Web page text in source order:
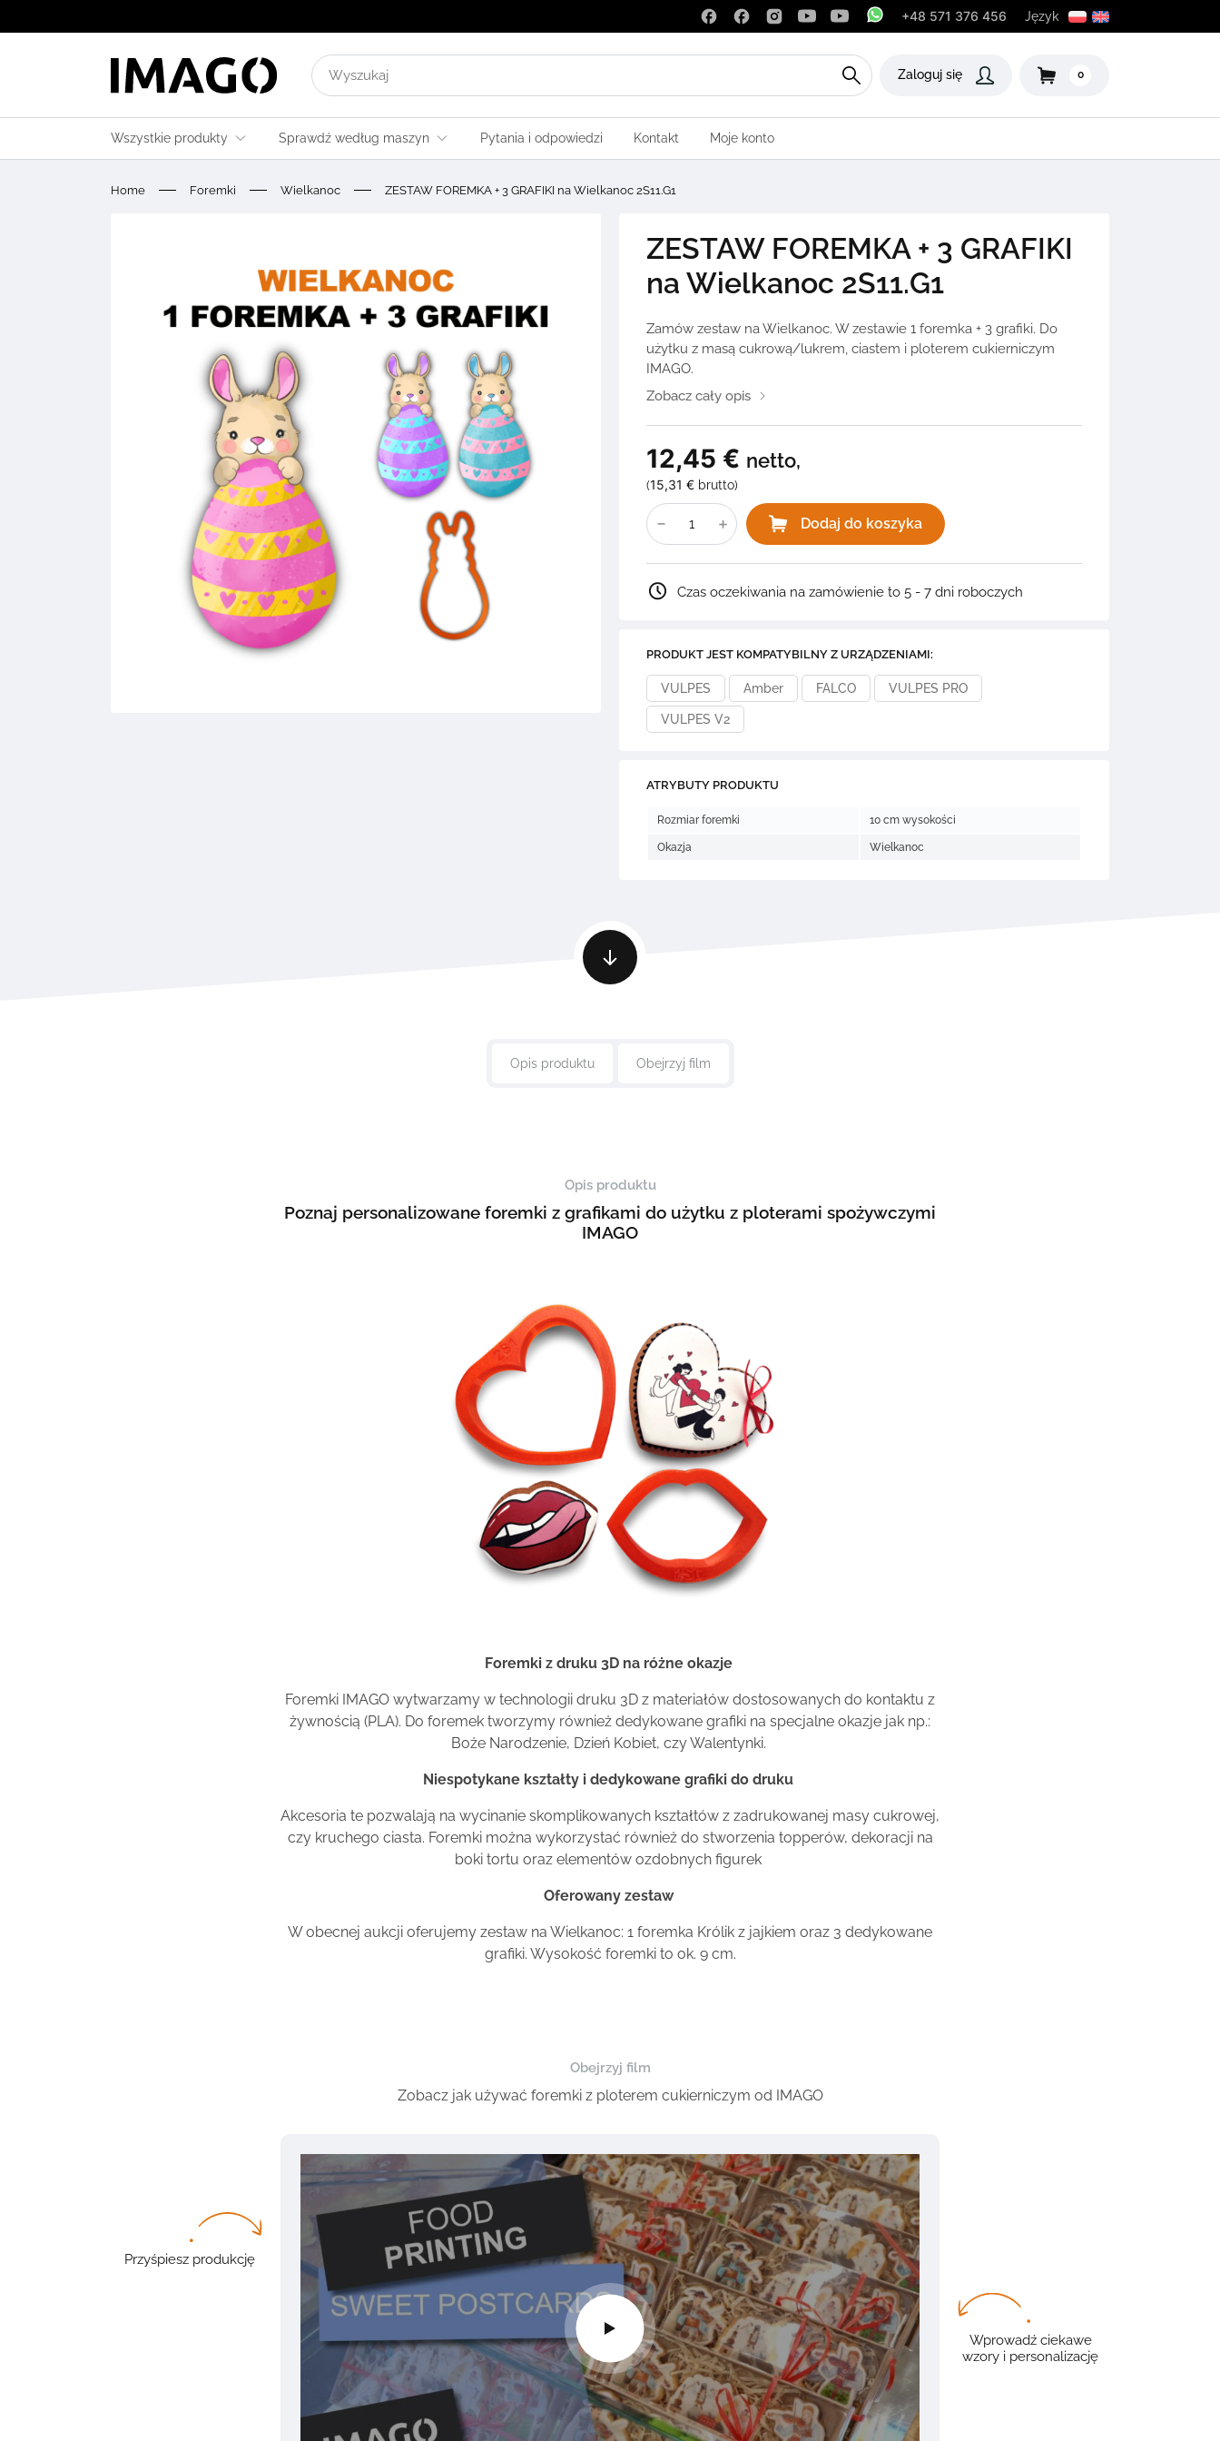
+48 571 376 456 Język
Wyszukaj
wyniki
Zaloguj się 0
Wszystkie produkty Sprawdź według maszyn Pytania i odpowiedzi Kontakt Moje konto
Home Foremki Wielkanoc ZESTAW FOREMKA + 3 GRAFIKI na Wielkanoc 2S11.G1
ZESTAW FOREMKA + 3 GRAFIKI
na Wielkanoc 2S11.G1
Zamów zestaw na Wielkanoc. W zestawie 1 foremka + 3 grafiki. Do
użytku z masą cukrową/lukrem, ciastem i ploterem cukierniczym
IMAGO.
Zobacz cały opis
12,45 € netto,
(15,31 € brutto)
ilość
ZESTAW
FOREMKA
GRAFIKI
na
Wielkanoc
2S11.G1
Dodaj do koszyka
Czas oczekiwania na zamówienie to 5 - 7 dni roboczych
PRODUKT JEST KOMPATYBILNY Z URZĄDZENIAMI:
VULPES Amber FALCO VULPES PRO
VULPES V2
ATRYBUTY PRODUKTU
Rozmiar foremki 10 cm wysokości
Okazja Wielkanoc
Opis produktu Obejrzyj film
Opis produktu
Poznaj personalizowane foremki z grafikami do użytku z ploterami spożywczymi
IMAGO
Foremki z druku 3D na różne okazje
Foremki IMAGO wytwarzamy w technologii druku 3D z materiałów dostosowanych do kontaktu z
żywnością (PLA). Do foremek tworzymy również dedykowane grafiki na specjalne okazje jak np.:
Boże Narodzenie, Dzień Kobiet, czy Walentynki.
Niespotykane kształty i dedykowane grafiki do druku
Akcesoria te pozwalają na wycinanie skomplikowanych kształtów z zadrukowanej masy cukrowej,
czy kruchego ciasta. Foremki można wykorzystać również do stworzenia topperów, dekoracji na
boki tortu oraz elementów ozdobnych figurek
Oferowany zestaw
W obecnej aukcji oferujemy zestaw na Wielkanoc: 1 foremka Królik z jajkiem oraz 3 dedykowane
grafiki. Wysokość foremki to ok. 9 cm.
Obejrzyj film
Zobacz jak używać foremki z ploterem cukierniczym od IMAGO
Przyśpiesz produkcję
Wprowadź ciekawe
wzory i personalizację